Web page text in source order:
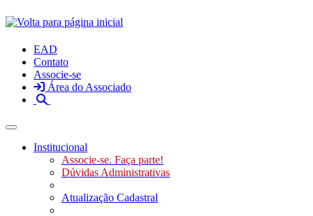
EAD
Contato
Associe-se
Área do Associado
Toggle navigation
Institucional
Associe-se. Faça parte!
Dúvidas Administrativas
Atualização Cadastral